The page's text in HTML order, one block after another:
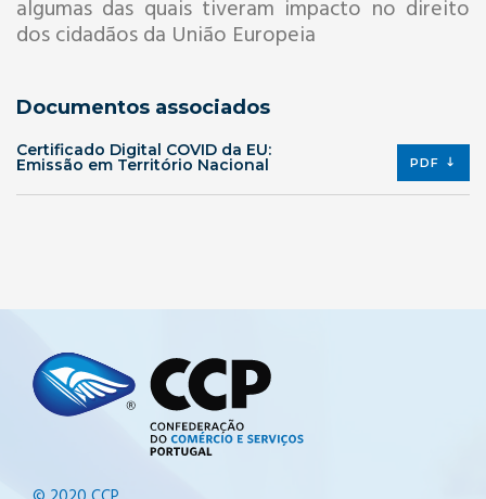
algumas das quais tiveram impacto no direito
dos cidadãos da União Europeia
Documentos associados
Certificado Digital COVID da EU:
Emissão em Território Nacional PDF